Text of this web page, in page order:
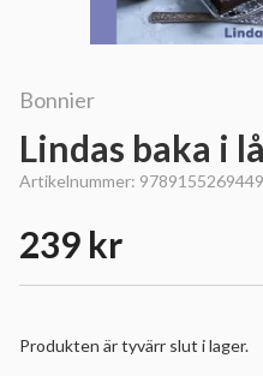
Bonnier
Lindas baka i
Artikelnummer: 9789155269449
239 kr
Produkten är tyvärr slut i lager.